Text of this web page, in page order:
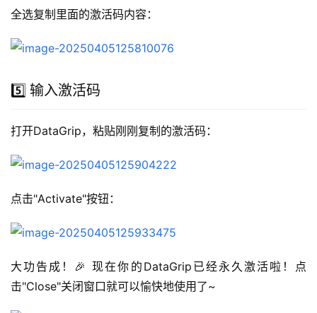
全选复制里面的激活码内容：
5️⃣ 输入激活码
打开DataGrip，粘贴刚刚复制的激活码：
点击"Activate"按钮：
大功告成！🎉 现在你的DataGrip已经永久激活啦！点
击"Close"关闭窗口就可以愉快地使用了~